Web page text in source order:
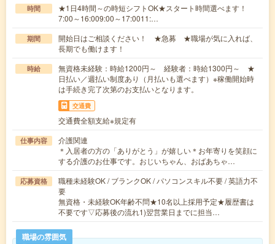
時間
★1日4時間～の時短シフトOK★スタート時間選べます！
7:00～16:009:00～17:0011:…
期間
開始日はご相談ください！ ★急募 ★職場が気に入れば、
長期でも働けます！
時給
無資格未経験：時給1200円～ 経験者：時給1300円～ ★
日払い／週払い制度あり（月払いも選べます）※稼働開始時
は手続き完了次第のお支払いとなります。
交通費
交通費全額支給※規定有
仕事内容
介護関連
＊入居者の方の「ありがとう」が嬉しい＊お年寄りを笑顔に
する介護のお仕事です。おじいちゃん、おばあちゃ…
応募資格
職種未経験OK / ブランクOK / パソコンスキル不要 / 英語力不
要
無資格・未経験OK年齢不問★10名以上採用予定★履歴書は
不要です▽応募後の流れ1)翌営業日までに担当…
職場の雰囲気